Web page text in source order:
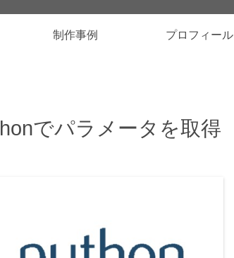
制作事例 プロフィール
でパラメータを取得